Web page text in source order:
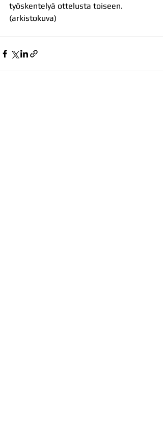
työskentelyä ottelusta toiseen.
(arkistokuva)